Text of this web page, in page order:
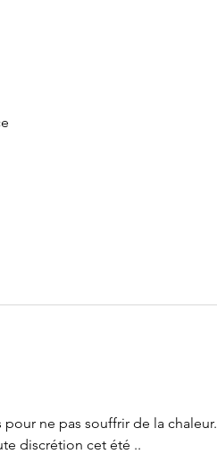
ne pas souffrir de la chaleur.
discrétion cet été ..